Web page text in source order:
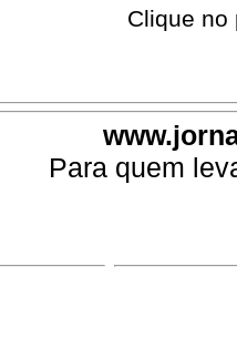
Clique no
Para quem